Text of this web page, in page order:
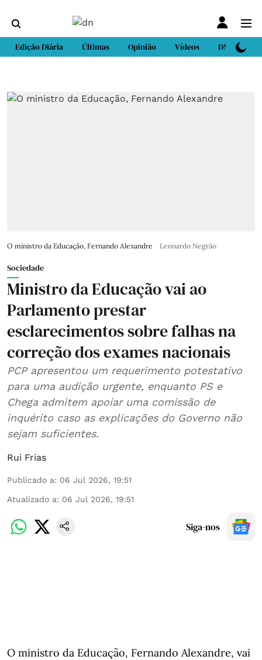
Edição Diária Últimas Opinião Vídeos DN Sport
O ministro da Educação, Fernando Alexandre Leonardo Negrão
Sociedade
Ministro da Educação vai ao
Parlamento prestar
esclarecimentos sobre falhas na
correção dos exames nacionais
PCP apresentou um requerimento potestativo
para uma audição urgente, enquanto PS e
Chega admitem apoiar uma comissão de
inquérito caso as explicações do Governo não
sejam suficientes.
Rui Frias
Publicado a: 06 Jul 2026, 19:51
Atualizado a: 06 Jul 2026, 19:51
Siga-nos
O ministro da Educação, Fernando Alexandre, vai